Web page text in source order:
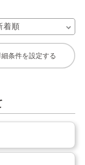
細条件を設定する